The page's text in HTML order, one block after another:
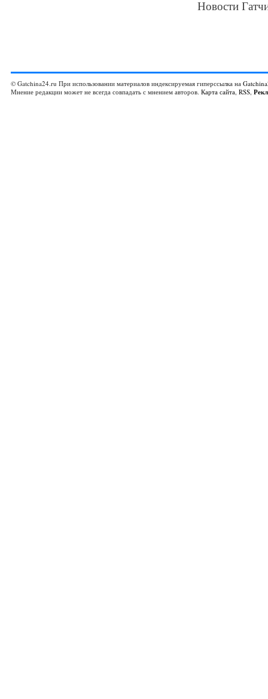
Новости
© Gatchina24.ru При использовании материалов индексируемая гиперссылка на
Мнение редакции может не всегда совпадать с мнением авторов. Карта сайта, RSS,